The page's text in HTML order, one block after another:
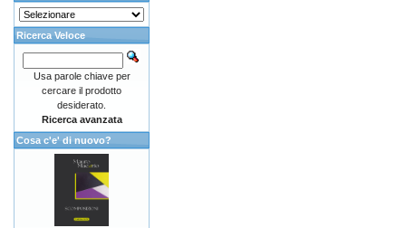
Ricerca Veloce
Usa parole chiave per
cercare il prodotto
desiderato.
Ricerca avanzata
Cosa c'e' di nuovo?